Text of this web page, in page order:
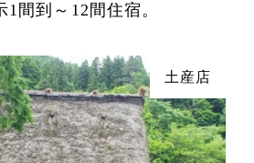
1間到～12間住宿。
土産店